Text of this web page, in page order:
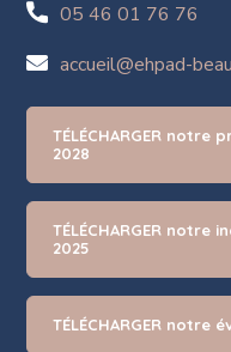
05 46 01 76 76
accueil@ehpad-
TÉLÉCHARGER
2028
TÉLÉCHARGER
2025
TÉLÉCHARGER notre